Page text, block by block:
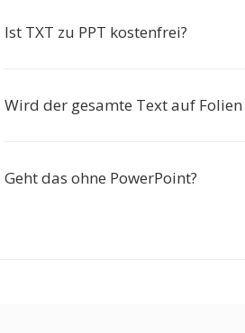
Ist TXT zu PPT kostenfrei?
Wird der gesamte Text auf Folien
Geht das ohne PowerPoint?